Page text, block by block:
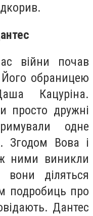
війни почав
Його обраницею
Кацуріна.
просто дружні
одне
Згодом Вова і
ними виникли
діляться
подробиць про
Дантес